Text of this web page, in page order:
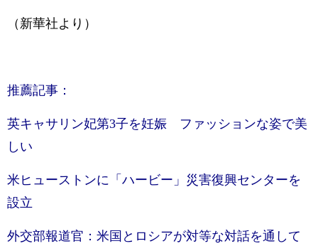
（新華社より）
推薦記事：
英キャサリン妃第3子を妊娠 ファッションな姿で美
しい
米ヒューストンに「ハービー」災害復興センターを
設立
外交部報道官：米国とロシアが対等な対話を通して